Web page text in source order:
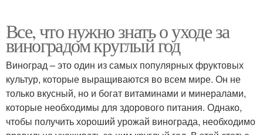
Все, что нужно знать о уходе за
виноградом круглый год
Виноград – это один из самых популярных фруктовых
культур, которые выращиваются во всем мире. Он не
только вкусный, но и богат витаминами и минералами,
которые необходимы для здорового питания. Однако,
чтобы получить хороший урожай винограда, необходимо